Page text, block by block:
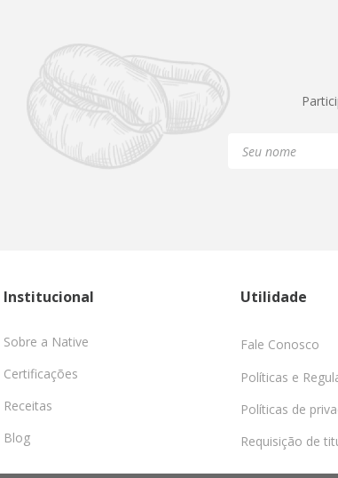
Institucional
Sobre a Native
Certificações
Receitas
Blog
Utilidade
Fale Conosco
Políticas e
Políticas de
Requisição de